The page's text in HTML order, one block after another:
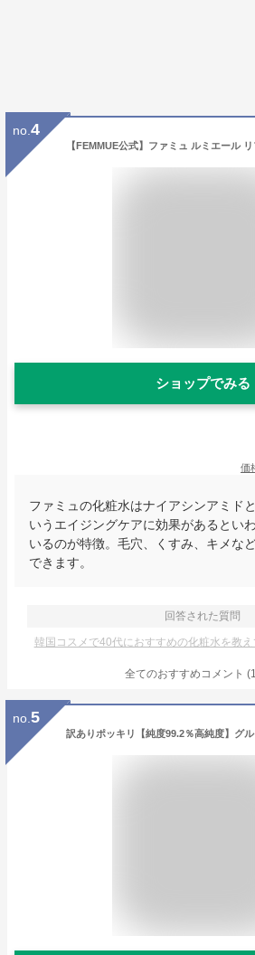
no. 4
ショップでみる
価
ファミュの化粧水はナイアシンアミド
いうエイジングケアに効果があるとい
いるのが特徴。毛穴、くすみ、キメな
できます。
回答された質問
韓国コスメで40代におすすめの化粧水を教え
全てのおすすめコメント (1
no. 5